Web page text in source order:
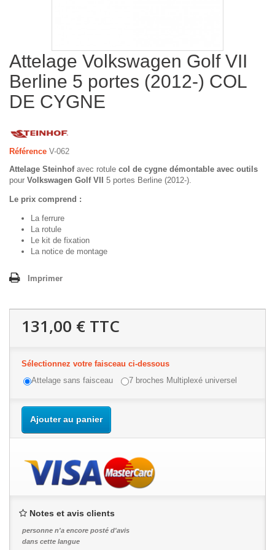
Attelage Volkswagen Golf VII
Berline 5 portes (2012-) COL
DE CYGNE
Référence V-062
Attelage Steinhofavec rotule col de cygne démontable avec outils
pour Volkswagen Golf VII 5 portes Berline (2012-).
Le prix comprend :
La ferrure
La rotule
Le kit de fixation
La notice de montage
Imprimer
131,00 € TTC
Sélectionnez votre faisceau ci-dessous
Attelage sans faisceau
7 broches Multiplexé universel
Ajouter au panier
Notes et avis clients
personne n'a encore posté d'avis
dans cette langue